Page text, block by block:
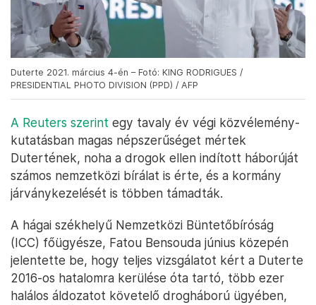
Duterte 2021. március 4-én – Fotó: KING RODRIGUES /
PRESIDENTIAL PHOTO DIVISION (PPD) / AFP
A Reuters szerint egy tavaly év végi közvélemény-
kutatásban magas népszerűséget mértek
Dutertének, noha a drogok ellen indított háborúját
számos nemzetközi bírálat is érte, és a kormány
járványkezelését is többen támadták.
A hágai székhelyű Nemzetközi Büntetőbíróság
(ICC) főügyésze, Fatou Bensouda június közepén
jelentette be, hogy teljes vizsgálatot kért a Duterte
2016-os hatalomra kerülése óta tartó, több ezer
halálos áldozatot követelő drogháború ügyében,